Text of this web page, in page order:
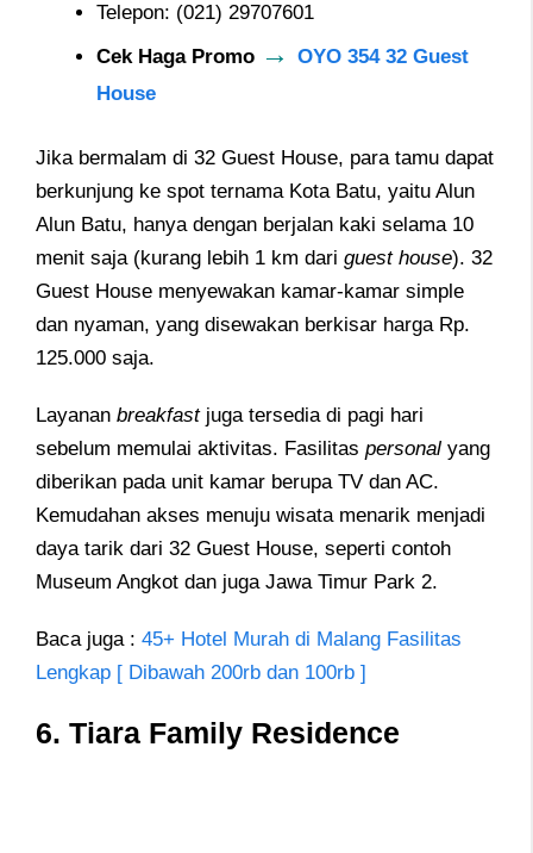
Telepon: (021) 29707601
Cek Haga Promo →
OYO 354 32 Guest
House
Jika bermalam di 32 Guest House, para tamu dapat
berkunjung ke spot ternama Kota Batu, yaitu Alun
Alun Batu, hanya dengan berjalan kaki selama 10
menit saja (kurang lebih 1 km dari guest house). 32
Guest House menyewakan kamar-kamar simple
dan nyaman, yang disewakan berkisar harga Rp.
125.000 saja.
Layanan breakfastjuga tersedia di pagi hari
sebelum memulai aktivitas. Fasilitas personal yang
diberikan pada unit kamar berupa TV dan AC.
Kemudahan akses menuju wisata menarik menjadi
daya tarik dari 32 Guest House, seperti contoh
Museum Angkot dan juga Jawa Timur Park 2.
Baca juga : 45+ Hotel Murah di Malang Fasilitas
Lengkap [ Dibawah 200rb dan 100rb ]
6. Tiara Family Residence